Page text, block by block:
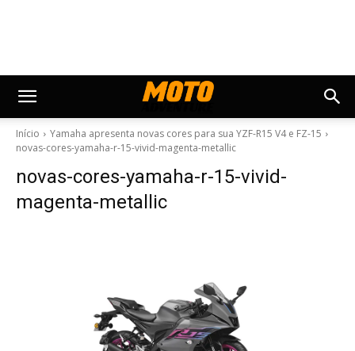
Início
Yamaha apresenta novas cores para sua YZF-R15 V4 e FZ-15
novas-cores-yamaha-r-15-vivid-magenta-metallic
novas-cores-yamaha-r-15-vivid-
magenta-metallic